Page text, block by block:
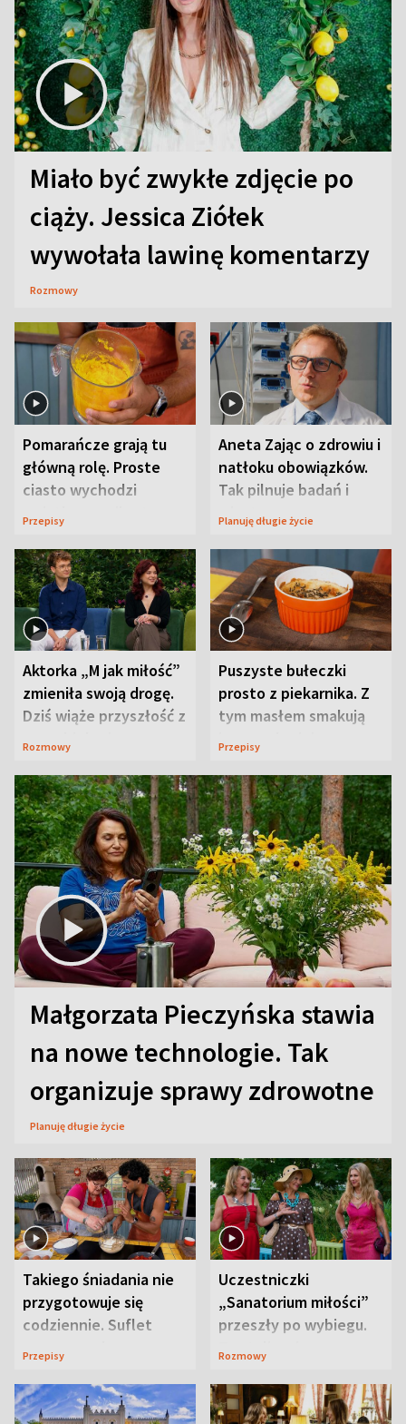
Miało być zwykłe zdjęcie po
ciąży. Jessica Ziółek
wywołała lawinę komentarzy
Rozmowy
Pomarańcze grają tu
główną rolę. Proste
ciasto wychodzi
wyjątkowo wilgotne
Przepisy
Aneta Zając o zdrowiu i
natłoku obowiązków.
Tak pilnuje badań i
wizyt
Planuję długie życie
Aktorka „M jak miłość”
zmieniła swoją drogę.
Dziś wiąże przyszłość z
neurobiologią
Rozmowy
Puszyste bułeczki
prosto z piekarnika. Z
tym masłem smakują
jeszcze lepiej
Przepisy
Małgorzata Pieczyńska stawia
na nowe technologie. Tak
organizuje sprawy zdrowotne
Planuję długie życie
Takiego śniadania nie
przygotowuje się
codziennie. Suflet
serowy zachwyca
Przepisy
Uczestniczki
„Sanatorium miłości”
przeszły po wybiegu.
Te stylizacje
Rozmowy